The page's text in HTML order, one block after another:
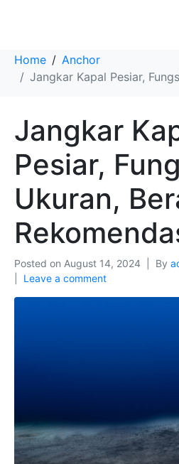
Home
Anchor
Jangkar Kapal Pesiar, Fungsi,
Jangkar
Pesiar,
Ukuran,
Posted on August 14, 2024 By
Leave a comment